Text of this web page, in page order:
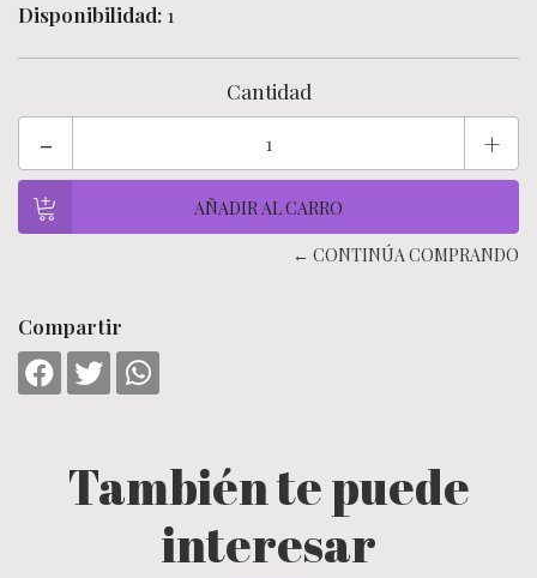
Disponibilidad: 1
Cantidad
- +
← CONTINÚA COMPRANDO
Compartir
También te puede
interesar